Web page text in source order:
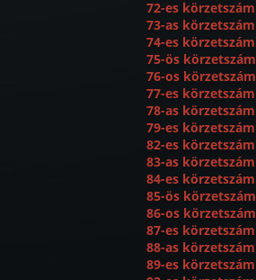
72-es körzetszám
73-as körzetszám
74-es körzetszám
75-ös körzetszám
76-os körzetszám
77-es körzetszám
78-as körzetszám
79-es körzetszám
82-es körzetszám
83-as körzetszám
84-es körzetszám
85-ös körzetszám
86-os körzetszám
87-es körzetszám
88-as körzetszám
89-es körzetszám